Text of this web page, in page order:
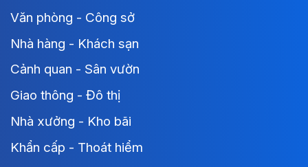
Văn phòng - Công sở
Nhà hàng - Khách sạn
Cảnh quan - Sân vườn
Giao thông - Đô thị
Nhà xưởng - Kho bãi
Khẩn cấp - Thoát hiểm